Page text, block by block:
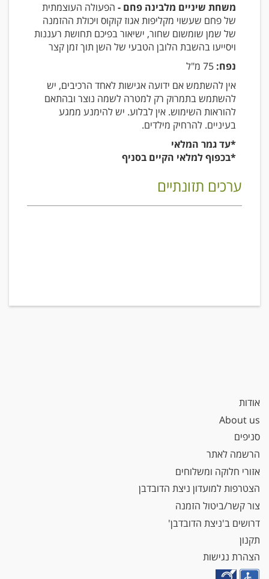
משחת שיניים מלבינה פחם - הפעולה העוצמתית
של פחם שעשוי מקליפות אגוז קוקוס ויכולת ההזמנה
של שמן שומשום שחור, ישיאור בפיכם תחושת רעננות
ויסייעו בהשבת הלובן הטבעי של השן תוך זמן קצר
נפח:
אין להשתמש אם ידועה אגישות לאחד הרכיבים, יש
להשתמש בתמרוק רק למטרה לשמה נוצר ובהתאם
להוראות השימוש. אין לבלוע. יש להימנע ממגע
בעיניים. להרחיק מילדים.
*עד גמר המלאי
*בכפוף למלאי הקיים בסניף
ערכים תזונתיים
אודות
About us
סניפים
הרשמה לאתר
אזורי חלוקה ומשלוחים
הצטרפות למועדון ניצת הדובדבן
צור קשר/ביטול הזמנה
דרושים ב'ניצת הדובדבן'
תקנון
הצהרת נגישות